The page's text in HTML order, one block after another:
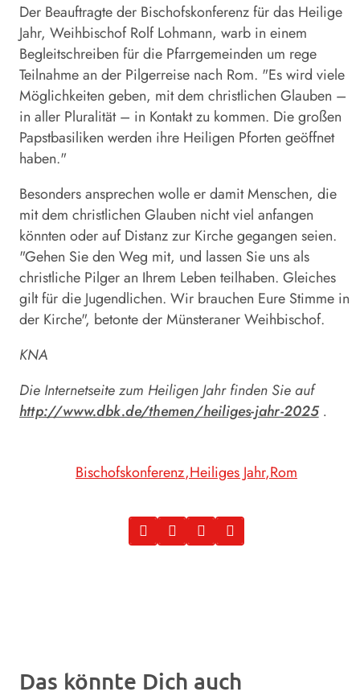
Der Beauftragte der Bischofskonferenz für das Heilige
Jahr, Weihbischof Rolf Lohmann, warb in einem
Begleitschreiben für die Pfarrgemeinden um rege
Teilnahme an der Pilgerreise nach Rom. "Es wird viele
Möglichkeiten geben, mit dem christlichen Glauben –
in aller Pluralität – in Kontakt zu kommen. Die großen
Papstbasiliken werden ihre Heiligen Pforten geöffnet
haben."
Besonders ansprechen wolle er damit Menschen, die
mit dem christlichen Glauben nicht viel anfangen
könnten oder auf Distanz zur Kirche gegangen seien.
"Gehen Sie den Weg mit, und lassen Sie uns als
christliche Pilger an Ihrem Leben teilhaben. Gleiches
gilt für die Jugendlichen. Wir brauchen Eure Stimme in
der Kirche", betonte der Münsteraner Weihbischof.
KNA
Die Internetseite zum Heiligen Jahr finden Sie auf
http://www.dbk.de/themen/heiliges-jahr-2025.
Bischofskonferenz Heiliges Jahr Rom
Das könnte Dich auch